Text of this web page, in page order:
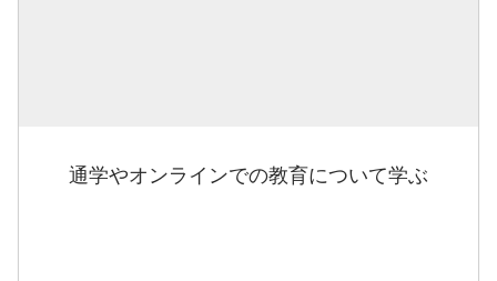
通学やオンラインでの教育について学ぶ